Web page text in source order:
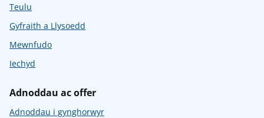
Teulu
Gyfraith a Llysoedd
Mewnfudo
Iechyd
Adnoddau ac offer
Adnoddau i gynghorwyr